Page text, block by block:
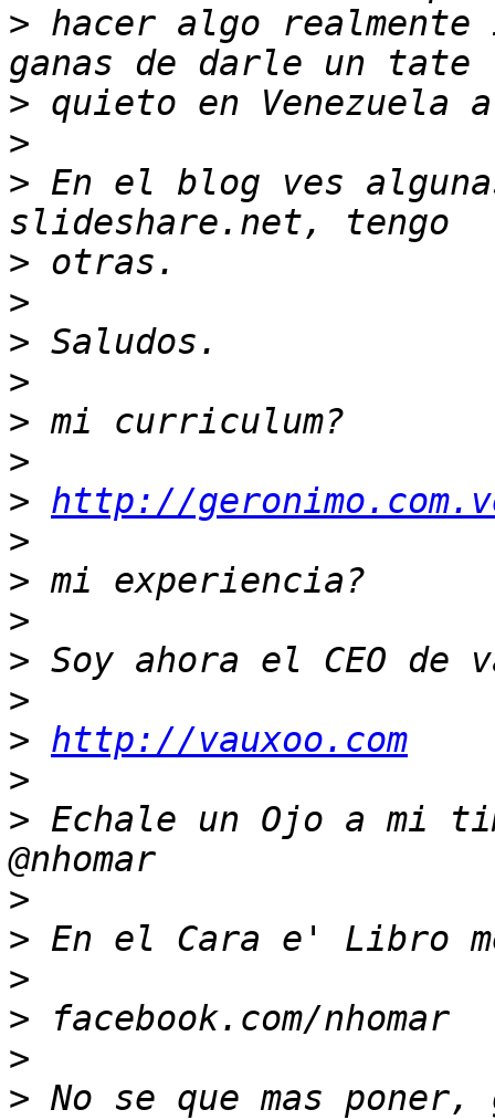
> hacer algo
>
>
> En el blog ves
>
>
>
>
>
>
> http://
>
>
>
>
>
> http://vauxoo.com
>
> Echale un Ojo a mi
>
>
>
>
>
> No se que mas poner,